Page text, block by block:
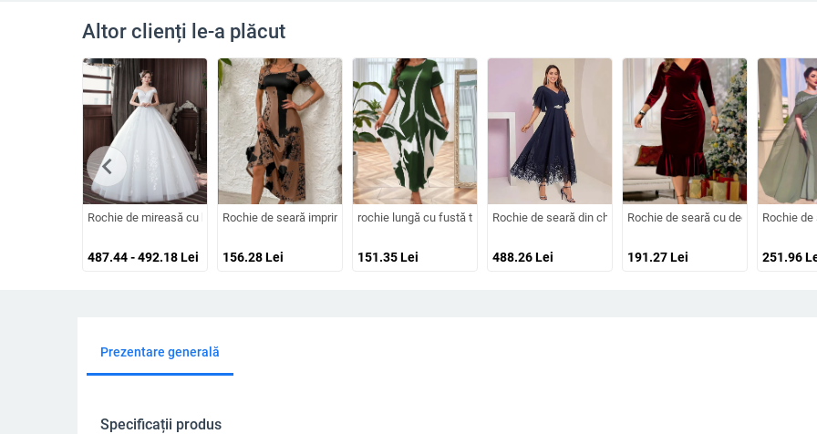
Altor clienți le-a plăcut
Rochie de mireasă cu bretele la umăr, fără mâneci, talie medie, fustă tutu, mătase Mulberry și bumbac
487.44 - 492.18Lei
Rochie de seară imprimată din Brushed Milk Silk, cu un umăr, decolteu pătrat, mâneci scurte
156.28Lei
rochie lungă cu fustă tip felinar, imprimeu geometric, guler rotund, mâneci scurte,
151.35Lei
Rochie de seară din chiffon pentru domnișoare de onoare,
488.26Lei
Rochie de seară cu decolteu în V,
191.27Lei
Rochie
251.96
chevron_left
Prezentare generală
Specificații produs